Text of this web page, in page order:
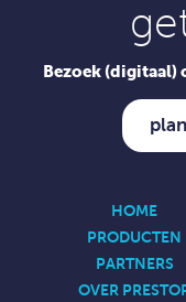
Bezoek (digitaal)
HOME
PRODUCTEN
PARTNERS
OVER